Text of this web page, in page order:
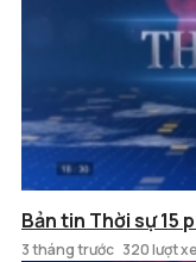
Bản tin Thời sự 15
3 tháng trước 320 lượt